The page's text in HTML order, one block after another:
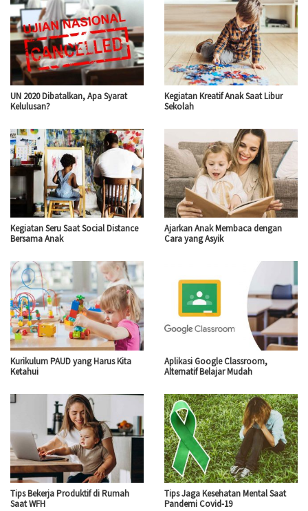
UN 2020 Dibatalkan, Apa Syarat
Kelulusan?
Kegiatan Kreatif Anak Saat Libur
Sekolah
Kegiatan Seru Saat Social Distance
Bersama Anak
Ajarkan Anak Membaca dengan
Cara yang Asyik
Kurikulum PAUD yang Harus Kita
Ketahui
Aplikasi Google Classroom,
Alternatif Belajar Mudah
Tips Bekerja Produktif di Rumah
Saat WFH
Tips Jaga Kesehatan Mental Saat
Pandemi Covid-19